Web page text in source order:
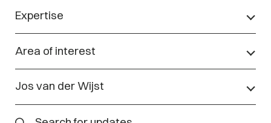
Expertise
Area of interest
Jos van der Wijst